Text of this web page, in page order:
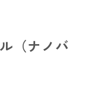
（ナノバ